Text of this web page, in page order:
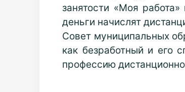
занятости «Моя
деньги начислят
Совет муниципальных
как безработный и его
профессию